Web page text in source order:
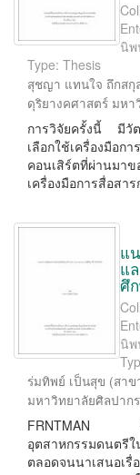
นิพ
Type: Thesis
สุชญา แทนใจ ถึกสกุ
ดุริยางคศาสตร์ มห
การวิจัยครั้งนี้ มีวั
เลือกใช้เครื่องมือ
คอนเสิร์ตที่ผ่านมา
เครื่องมือการสื่อสา
แ
แ
ศึ
นิพ
ร่มทิพย์ เป็นสุข (สาข
มหาวิทยาลัยศิลปากร
FRNTMAN เป็น
อุตสาหกรรมดนต
ตลอดจนนาเสนอเ